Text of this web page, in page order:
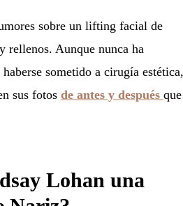
sobre un lifting facial de
rellenos. Aunque nunca ha
sometido a cirugía estética,
sus fotos de antes y después que
Lohan una